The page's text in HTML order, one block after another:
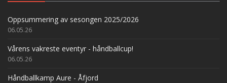
Oppsummering av sesongen 2025/2026
06.05.26
Vårens vakreste eventyr - håndballcup!
06.05.26
Håndballkamp Aure - Åfjord